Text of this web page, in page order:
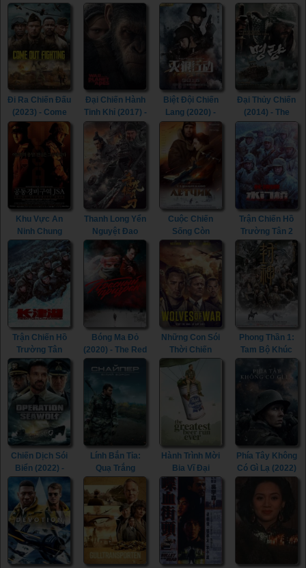
Narvik (2022)
Mongol: The
Rise of Genghis
Khan (2007)
(2021) - Escape
from Mogadishu
(2021)
(2010) - Dear
John (2010)
Đi Ra Chiến Đấu
(2023) - Come
Out Fighting
(2023)
Đại Chiến Hành
Tinh Khỉ (2017) -
War for the
Planet of the
Apes (2017)
Biệt Đội Chiến
Lang (2020) -
Wolf Killing
Action (2020)
Đại Thủy Chiến
(2014) - The
Admiral :
Roaring
Currents (2014)
Khu Vực An
Ninh Chung
(2000) - Joint
Security Area
(2000)
Thanh Long Yển
Nguyệt Đao
(2021) - Knights
of Valour (2021)
Cuộc Chiến
Sống Còn
(2021) - The
Pilot. A Battle
for Survival
(2021)
Trận Chiến Hồ
Trường Tân 2
(2022) - The
Battle at Lake
Changjin II
(2022)
Trận Chiến Hồ
Trường Tân
(2021) - The
Battle at Lake
Changjin (2021)
Bóng Ma Đỏ
(2020) - The Red
Những Con Sói
Thời Chiến
(2022) - Wolves
of War (2022)
Phong Thần 1:
Tam Bộ Khúc
Creation of the
Kingdom of
Storms (2023)
Chiến Dịch Sói
Biển (2022) -
Operation
Seawolf (2022)
Lính Bắn Tỉa:
Quạ Trắng
(2022) - Sniper:
The White
Raven (2022)
Hành Trình Mời
Bia Vĩ Đại
(2022) - The
Greatest Beer
Run Ever (2022)
Phía Tây Không
Có Gì Lạ (2022)
- All Quiet on the